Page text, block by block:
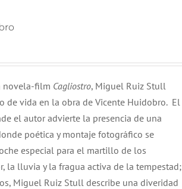
novela-film Cagliostro, Miguel Ruiz Stull
de vida en la obra de Vicente Huidobro. El
el autor advierte la presencia de una
poética y montaje fotográfico se
especial para el martillo de los
la lluvia y la fragua activa de la tempestad;
Miguel Ruiz Stull describe una diveridad